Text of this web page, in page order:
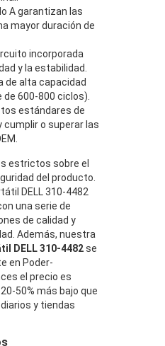
A garantizan las
mayor duración de
incorporada
y la estabilidad.
de alta capacidad
600-800 ciclos).
estándares de
cumplir o superar las
estrictos sobre el
del producto.
DELL 310-4482
una serie de
de calidad y
Además, nuestra
DELL 310-4482se
en Poder-
el precio es
50% más bajo que
y tiendas